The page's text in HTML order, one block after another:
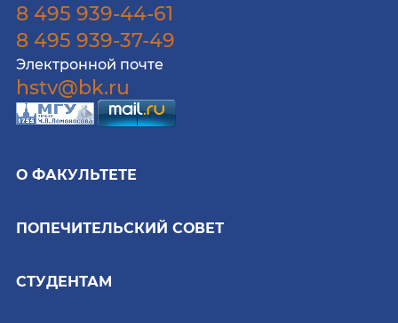
8 495 939-44-61
8 495 939-37-49
Электронной почте
hstv@bk.ru
О ФАКУЛЬТЕТЕ
ПОПЕЧИТЕЛЬСКИЙ СОВЕТ
СТУДЕНТАМ